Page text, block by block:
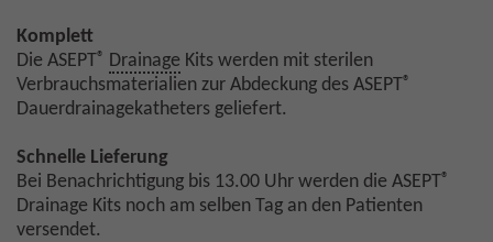
Komplett
Die ASEPT® Drainage Kits werden mit sterilen
Verbrauchsmaterialien zur Abdeckung des ASEPT®
Dauerdrainagekatheters geliefert.
Schnelle Lieferung
Bei Benachrichtigung bis 13.00 Uhr werden die ASEPT®
Drainage Kits noch am selben Tag an den Patienten
versendet.